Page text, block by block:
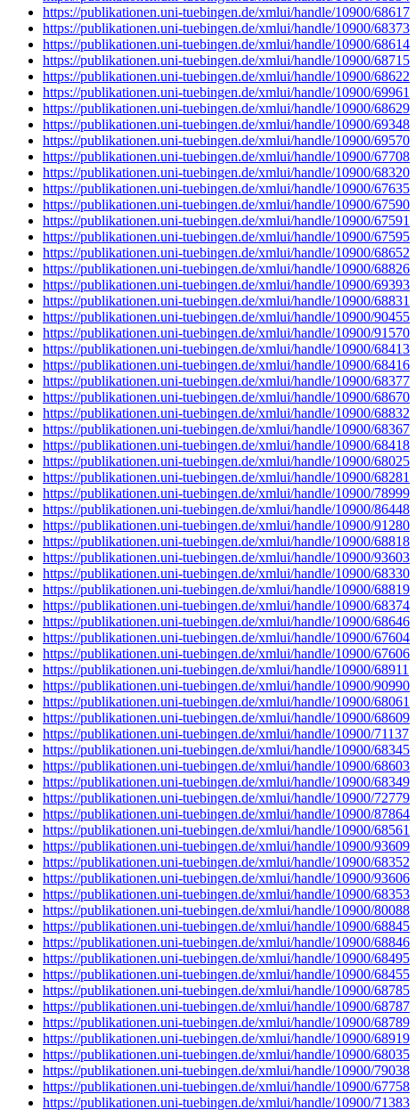
https://publikationen.uni-tuebingen.de/xmlui/handle/10900/68617
https://publikationen.uni-tuebingen.de/xmlui/handle/10900/68373
https://publikationen.uni-tuebingen.de/xmlui/handle/10900/68614
https://publikationen.uni-tuebingen.de/xmlui/handle/10900/68715
https://publikationen.uni-tuebingen.de/xmlui/handle/10900/68622
https://publikationen.uni-tuebingen.de/xmlui/handle/10900/69961
https://publikationen.uni-tuebingen.de/xmlui/handle/10900/68629
https://publikationen.uni-tuebingen.de/xmlui/handle/10900/69348
https://publikationen.uni-tuebingen.de/xmlui/handle/10900/69570
https://publikationen.uni-tuebingen.de/xmlui/handle/10900/67708
https://publikationen.uni-tuebingen.de/xmlui/handle/10900/68320
https://publikationen.uni-tuebingen.de/xmlui/handle/10900/67635
https://publikationen.uni-tuebingen.de/xmlui/handle/10900/67590
https://publikationen.uni-tuebingen.de/xmlui/handle/10900/67591
https://publikationen.uni-tuebingen.de/xmlui/handle/10900/67595
https://publikationen.uni-tuebingen.de/xmlui/handle/10900/68652
https://publikationen.uni-tuebingen.de/xmlui/handle/10900/68826
https://publikationen.uni-tuebingen.de/xmlui/handle/10900/69393
https://publikationen.uni-tuebingen.de/xmlui/handle/10900/68831
https://publikationen.uni-tuebingen.de/xmlui/handle/10900/90455
https://publikationen.uni-tuebingen.de/xmlui/handle/10900/91570
https://publikationen.uni-tuebingen.de/xmlui/handle/10900/68413
https://publikationen.uni-tuebingen.de/xmlui/handle/10900/68416
https://publikationen.uni-tuebingen.de/xmlui/handle/10900/68377
https://publikationen.uni-tuebingen.de/xmlui/handle/10900/68670
https://publikationen.uni-tuebingen.de/xmlui/handle/10900/68832
https://publikationen.uni-tuebingen.de/xmlui/handle/10900/68367
https://publikationen.uni-tuebingen.de/xmlui/handle/10900/68418
https://publikationen.uni-tuebingen.de/xmlui/handle/10900/68025
https://publikationen.uni-tuebingen.de/xmlui/handle/10900/68281
https://publikationen.uni-tuebingen.de/xmlui/handle/10900/78999
https://publikationen.uni-tuebingen.de/xmlui/handle/10900/86448
https://publikationen.uni-tuebingen.de/xmlui/handle/10900/91280
https://publikationen.uni-tuebingen.de/xmlui/handle/10900/68818
https://publikationen.uni-tuebingen.de/xmlui/handle/10900/93603
https://publikationen.uni-tuebingen.de/xmlui/handle/10900/68330
https://publikationen.uni-tuebingen.de/xmlui/handle/10900/68819
https://publikationen.uni-tuebingen.de/xmlui/handle/10900/68374
https://publikationen.uni-tuebingen.de/xmlui/handle/10900/68646
https://publikationen.uni-tuebingen.de/xmlui/handle/10900/67604
https://publikationen.uni-tuebingen.de/xmlui/handle/10900/67606
https://publikationen.uni-tuebingen.de/xmlui/handle/10900/68911
https://publikationen.uni-tuebingen.de/xmlui/handle/10900/90990
https://publikationen.uni-tuebingen.de/xmlui/handle/10900/68061
https://publikationen.uni-tuebingen.de/xmlui/handle/10900/68609
https://publikationen.uni-tuebingen.de/xmlui/handle/10900/71137
https://publikationen.uni-tuebingen.de/xmlui/handle/10900/68345
https://publikationen.uni-tuebingen.de/xmlui/handle/10900/68603
https://publikationen.uni-tuebingen.de/xmlui/handle/10900/68349
https://publikationen.uni-tuebingen.de/xmlui/handle/10900/72779
https://publikationen.uni-tuebingen.de/xmlui/handle/10900/87864
https://publikationen.uni-tuebingen.de/xmlui/handle/10900/68561
https://publikationen.uni-tuebingen.de/xmlui/handle/10900/93609
https://publikationen.uni-tuebingen.de/xmlui/handle/10900/68352
https://publikationen.uni-tuebingen.de/xmlui/handle/10900/93606
https://publikationen.uni-tuebingen.de/xmlui/handle/10900/68353
https://publikationen.uni-tuebingen.de/xmlui/handle/10900/80088
https://publikationen.uni-tuebingen.de/xmlui/handle/10900/68845
https://publikationen.uni-tuebingen.de/xmlui/handle/10900/68846
https://publikationen.uni-tuebingen.de/xmlui/handle/10900/68495
https://publikationen.uni-tuebingen.de/xmlui/handle/10900/68455
https://publikationen.uni-tuebingen.de/xmlui/handle/10900/68785
https://publikationen.uni-tuebingen.de/xmlui/handle/10900/68787
https://publikationen.uni-tuebingen.de/xmlui/handle/10900/68789
https://publikationen.uni-tuebingen.de/xmlui/handle/10900/68919
https://publikationen.uni-tuebingen.de/xmlui/handle/10900/68035
https://publikationen.uni-tuebingen.de/xmlui/handle/10900/79038
https://publikationen.uni-tuebingen.de/xmlui/handle/10900/67758
https://publikationen.uni-tuebingen.de/xmlui/handle/10900/71383